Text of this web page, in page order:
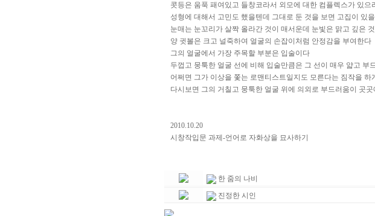
콧등은 움푹 패여있고 들창코라서 외모에 대한 컴플렉스가 있으
성형에 대해서 고민도 했을텐데 그대로 둔 것을 보면 고집이 있
눈매는 눈꼬리가 살짝 올라간 것이 매서운데 눈빛은 맑고 깊은
양 귓볼은 크고 널죽하여 얼굴의 손잡이처럼 안정감을 부여한다
그의 얼굴에서 가장 주목할 부분은 입술이다
두껍고 뭉툭한 얼굴 선에 비해 입술만큼은 그 선이 매우 얇고 부
어쩌면 그가 이상을 쫓는 로맨티스트일지도 모른다는 짐작을 하
다시보면 그의 거칠고 뭉툭한 얼굴 위에 의외로 부드러움이 곳
2010.10.20
시창작입문 과제-언어로 자화상을 묘사하기
한 줌의 나비
진정한 시인